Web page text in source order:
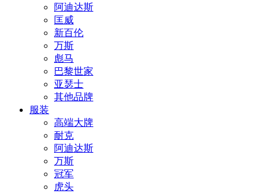
阿迪达斯
匡威
新百伦
万斯
彪马
巴黎世家
亚瑟士
其他品牌
服装
高端大牌
耐克
阿迪达斯
万斯
冠军
虎头